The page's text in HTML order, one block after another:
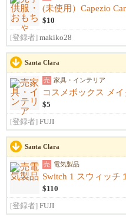
(未使用）Capezio
$10
[登録者] makiko28
Santa Clara
売 家具・インテリア
コスメボックス メ
$5
[登録者] FUJI
Santa Clara
売 電気製品
Switch 1 スウィッチ
$110
[登録者] FUJI